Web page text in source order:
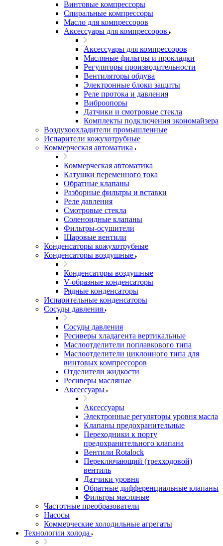
Винтовые компрессоры
Спиральные компрессоры
Масло для компрессоров
Аксессуары для компрессоров
Аксессуары для компрессоров
Масляные фильтры и прокладки
Регуляторы производительности
Вентиляторы обдува
Электронные блоки защиты
Реле протока и давления
Виброопоры
Датчики и смотровые стекла
Комплекты подключения экономайзера
Воздухоохладители промышленные
Испарители кожухотрубные
Коммерческая автоматика
Коммерческая автоматика
Катушки переменного тока
Обратные клапаны
Разборные фильтры и вставки
Реле давления
Смотровые стекла
Соленоидные клапаны
Фильтры-осушители
Шаровые вентили
Конденсаторы кожухотрубные
Конденсаторы воздушные
Конденсаторы воздушные
V-образные конденсаторы
Рядные конденсаторы
Испарительные конденсаторы
Сосуды давления
Сосуды давления
Ресиверы хладагента вертикальные
Маслоотделители поплавкового типа
Маслоотделители циклонного типа для
винтовых компрессоров
Отделители жидкости
Ресиверы масляные
Аксессуары
Аксессуары
Электронные регуляторы уровня масла
Клапаны предохранительные
Переходники к порту
предохранительного клапана
Вентили Rotalock
Переключающий (трехходовой)
вентиль
Датчики уровня
Обратные дифференциальные клапаны
Фильтры масляные
Частотные преобразователи
Насосы
Коммерческие холодильные агрегаты
Технологии холода